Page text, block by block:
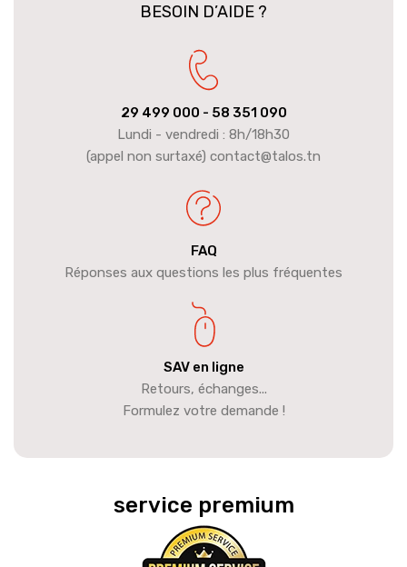
BESOIN D’AIDE ?
29 499 000 - 58 351 090
Lundi - vendredi : 8h/18h30
(appel non surtaxé) contact@talos.tn
FAQ
Réponses aux questions les plus fréquentes
SAV en ligne
Retours, échanges...
Formulez votre demande !
service premium